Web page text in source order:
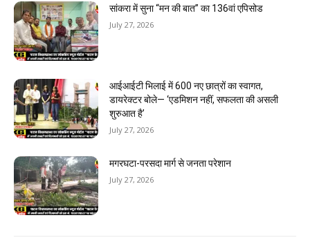
सांकरा में सुना “मन की बात” का 136वां एपिसोड
July 27, 2026
आईआईटी भिलाई में 600 नए छात्रों का स्वागत,
डायरेक्टर बोले— ‘एडमिशन नहीं, सफलता की असली
शुरुआत है’
July 27, 2026
मगरघटा-परसदा मार्ग से जनता परेशान
July 27, 2026